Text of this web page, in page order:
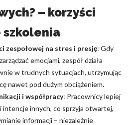
– korzyści
szkolenia
zespołowej na stres i presję: Gdy
emocjami, zespół działa
w trudnych sytuacjach, utrzymując
nawet pod dużym obciążeniem.
i współpracy: Pracownicy lepiej
intencje innych, co sprzyja otwartej,
informacji – niezależnie